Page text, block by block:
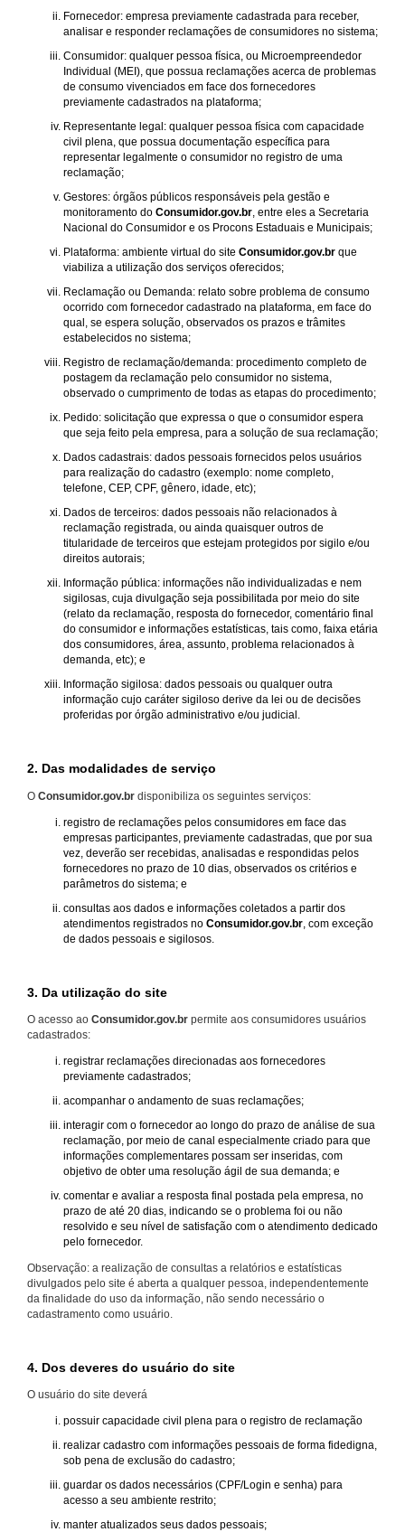
Fornecedor: empresa previamente cadastrada para receber,
analisar e responder reclamações de consumidores no sistema;
Consumidor: qualquer pessoa física, ou Microempreendedor
Individual (MEI), que possua reclamações acerca de problemas
de consumo vivenciados em face dos fornecedores
previamente cadastrados na plataforma;
Representante legal: qualquer pessoa física com capacidade
civil plena, que possua documentação específica para
representar legalmente o consumidor no registro de uma
reclamação;
Gestores: órgãos públicos responsáveis pela gestão e
monitoramento do Consumidor.gov.br, entre eles a Secretaria
Nacional do Consumidor e os Procons Estaduais e Municipais;
Plataforma: ambiente virtual do site Consumidor.gov.br que
viabiliza a utilização dos serviços oferecidos;
Reclamação ou Demanda: relato sobre problema de consumo
ocorrido com fornecedor cadastrado na plataforma, em face do
qual, se espera solução, observados os prazos e trâmites
estabelecidos no sistema;
Registro de reclamação/demanda: procedimento completo de
postagem da reclamação pelo consumidor no sistema,
observado o cumprimento de todas as etapas do procedimento;
Pedido: solicitação que expressa o que o consumidor espera
que seja feito pela empresa, para a solução de sua reclamação;
Dados cadastrais: dados pessoais fornecidos pelos usuários
para realização do cadastro (exemplo: nome completo,
telefone, CEP, CPF, gênero, idade, etc);
Dados de terceiros: dados pessoais não relacionados à
reclamação registrada, ou ainda quaisquer outros de
titularidade de terceiros que estejam protegidos por sigilo e/ou
direitos autorais;
Informação pública: informações não individualizadas e nem
sigilosas, cuja divulgação seja possibilitada por meio do site
(relato da reclamação, resposta do fornecedor, comentário final
do consumidor e informações estatísticas, tais como, faixa etária
dos consumidores, área, assunto, problema relacionados à
demanda, etc); e
Informação sigilosa: dados pessoais ou qualquer outra
informação cujo caráter sigiloso derive da lei ou de decisões
proferidas por órgão administrativo e/ou judicial.
2. Das modalidades de serviço
O Consumidor.gov.br disponibiliza os seguintes serviços:
registro de reclamações pelos consumidores em face das
empresas participantes, previamente cadastradas, que por sua
vez, deverão ser recebidas, analisadas e respondidas pelos
fornecedores no prazo de 10 dias, observados os critérios e
parâmetros do sistema; e
consultas aos dados e informações coletados a partir dos
atendimentos registrados no Consumidor.gov.br , com exceção
de dados pessoais e sigilosos.
3. Da utilização do site
O acesso ao Consumidor.gov.br permite aos consumidores usuários
cadastrados:
registrar reclamações direcionadas aos fornecedores
previamente cadastrados;
acompanhar o andamento de suas reclamações;
interagir com o fornecedor ao longo do prazo de análise de sua
reclamação, por meio de canal especialmente criado para que
informações complementares possam ser inseridas, com
objetivo de obter uma resolução ágil de sua demanda; e
comentar e avaliar a resposta final postada pela empresa, no
prazo de até 20 dias, indicando se o problema foi ou não
resolvido e seu nível de satisfação com o atendimento dedicado
pelo fornecedor.
Observação: a realização de consultas a relatórios e estatísticas
divulgados pelo site é aberta a qualquer pessoa, independentemente
da finalidade do uso da informação, não sendo necessário o
cadastramento como usuário.
4. Dos deveres do usuário do site
O usuário do site deverá
possuir capacidade civil plena para o registro de reclamação
realizar cadastro com informações pessoais de forma fidedigna,
sob pena de exclusão do cadastro;
guardar os dados necessários (CPF/Login e senha) para
acesso a seu ambiente restrito;
manter atualizados seus dados pessoais;